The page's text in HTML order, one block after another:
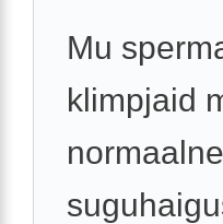
Mu
klimpjaid